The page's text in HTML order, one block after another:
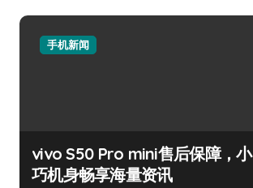
手机新闻
vivo S50 Pro mini售后保障，小
巧机身畅享海量资讯